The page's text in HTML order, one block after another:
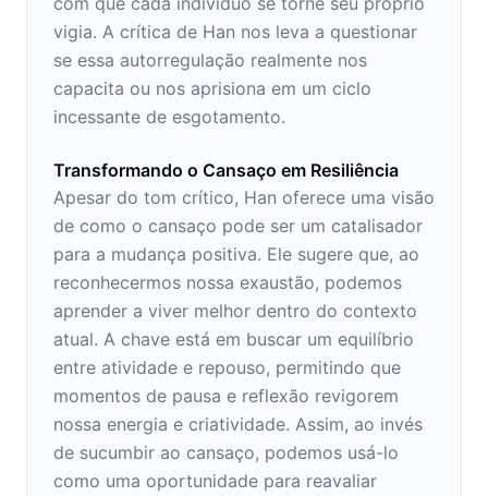
vigia. A crítica de Han nos leva a questionar
se essa autorregulação realmente nos
capacita ou nos aprisiona em um ciclo
incessante de esgotamento.
Transformando o Cansaço em Resiliência
Apesar do tom crítico, Han oferece uma visão
de como o cansaço pode ser um catalisador
para a mudança positiva. Ele sugere que, ao
reconhecermos nossa exaustão, podemos
aprender a viver melhor dentro do contexto
atual. A chave está em buscar um equilíbrio
entre atividade e repouso, permitindo que
momentos de pausa e reflexão revigorem
nossa energia e criatividade. Assim, ao invés
de sucumbir ao cansaço, podemos usá-lo
como uma oportunidade para reavaliar